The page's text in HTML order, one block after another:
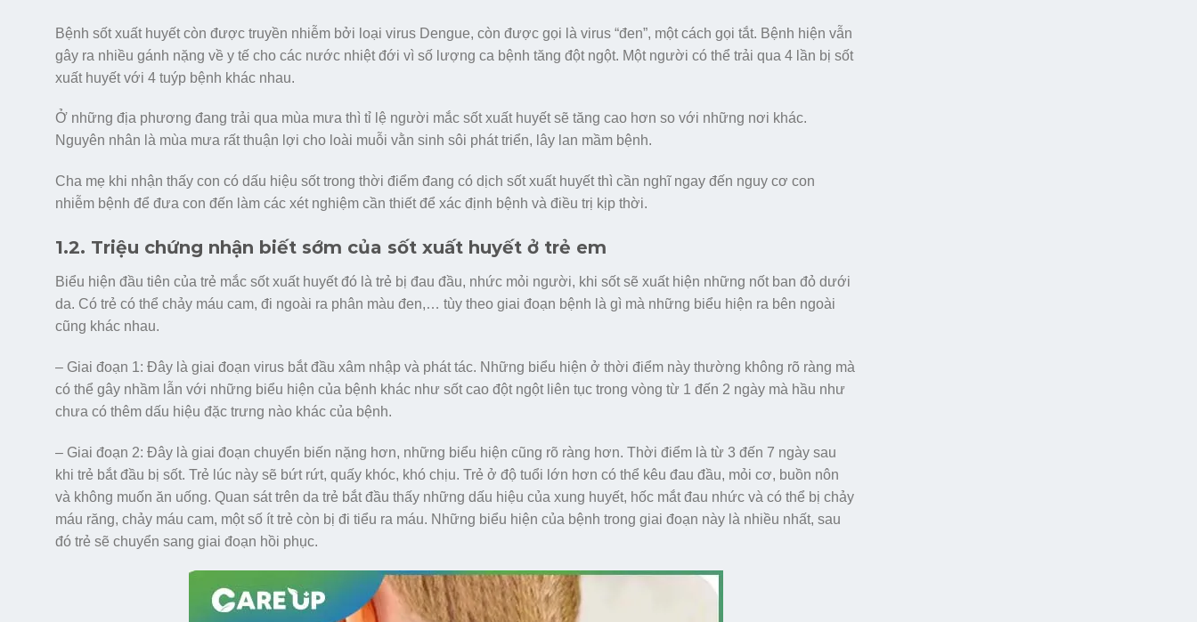
Bệnh sốt xuất huyết còn được truyền nhiễm bởi loại virus Dengue, còn được gọi là virus “đen”, một cách gọi tắt. Bệnh hiện vẫn
gây ra nhiều gánh nặng về y tế cho các nước nhiệt đới vì số lượng ca bệnh tăng đột ngột. Một người có thể trải qua 4 lần bị sốt
xuất huyết với 4 tuýp bệnh khác nhau.
Ở những địa phương đang trải qua mùa mưa thì tỉ lệ người mắc sốt xuất huyết sẽ tăng cao hơn so với những nơi khác.
Nguyên nhân là mùa mưa rất thuận lợi cho loài muỗi vằn sinh sôi phát triển, lây lan mầm bệnh.
Cha mẹ khi nhận thấy con có dấu hiệu sốt trong thời điểm đang có dịch sốt xuất huyết thì cần nghĩ ngay đến nguy cơ con
nhiễm bệnh để đưa con đến làm các xét nghiệm cần thiết để xác định bệnh và điều trị kịp thời.
1.2. Triệu chứng nhận biết sớm của sốt xuất huyết ở trẻ em
Biểu hiện đầu tiên của trẻ mắc sốt xuất huyết đó là trẻ bị đau đầu, nhức mỏi người, khi sốt sẽ xuất hiện những nốt ban đỏ dưới
da. Có trẻ có thể chảy máu cam, đi ngoài ra phân màu đen,… tùy theo giai đoạn bệnh là gì mà những biểu hiện ra bên ngoài
cũng khác nhau.
– Giai đoạn 1: Đây là giai đoạn virus bắt đầu xâm nhập và phát tác. Những biểu hiện ở thời điểm này thường không rõ ràng mà
có thể gây nhầm lẫn với những biểu hiện của bệnh khác như sốt cao đột ngột liên tục trong vòng từ 1 đến 2 ngày mà hầu như
chưa có thêm dấu hiệu đặc trưng nào khác của bệnh.
– Giai đoạn 2: Đây là giai đoạn chuyển biến nặng hơn, những biểu hiện cũng rõ ràng hơn. Thời điểm là từ 3 đến 7 ngày sau
khi trẻ bắt đầu bị sốt. Trẻ lúc này sẽ bứt rứt, quấy khóc, khó chịu. Trẻ ở độ tuổi lớn hơn có thể kêu đau đầu, mỏi cơ, buồn nôn
và không muốn ăn uống. Quan sát trên da trẻ bắt đầu thấy những dấu hiệu của xung huyết, hốc mắt đau nhức và có thể bị chảy
máu răng, chảy máu cam, một số ít trẻ còn bị đi tiểu ra máu. Những biểu hiện của bệnh trong giai đoạn này là nhiều nhất, sau
đó trẻ sẽ chuyển sang giai đoạn hồi phục.